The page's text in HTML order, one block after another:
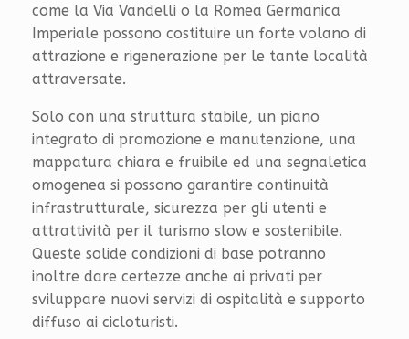
come la Via Vandelli o la Romea Germanica
Imperiale possono costituire un forte volano di
attrazione e rigenerazione per le tante località
attraversate.
Solo con una struttura stabile, un piano
integrato di promozione e manutenzione, una
mappatura chiara e fruibile ed una segnaletica
omogenea si possono garantire continuità
infrastrutturale, sicurezza per gli utenti e
attrattività per il turismo slow e sostenibile.
Queste solide condizioni di base potranno
inoltre dare certezze anche ai privati per
sviluppare nuovi servizi di ospitalità e supporto
diffuso ai cicloturisti.